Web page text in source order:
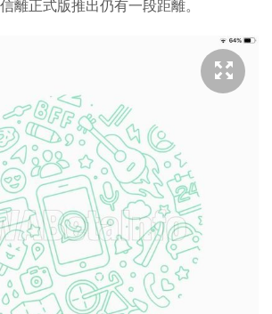
離正式版推出仍有一段距離。